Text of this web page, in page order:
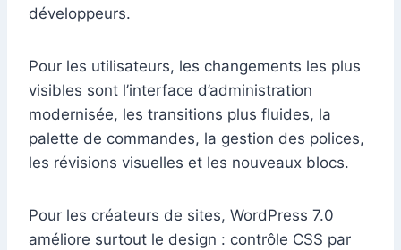
développeurs.
Pour les utilisateurs, les changements les plus
visibles sont l’interface d’administration
modernisée, les transitions plus fluides, la
palette de commandes, la gestion des polices,
les révisions visuelles et les nouveaux blocs.
Pour les créateurs de sites, WordPress 7.0
améliore surtout le design : contrôle CSS par